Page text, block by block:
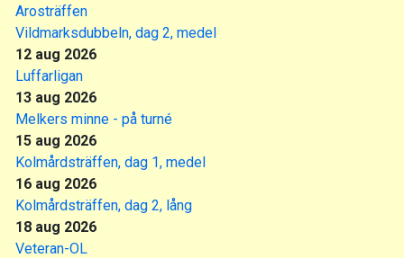
Arosträffen
Vildmarksdubbeln, dag 2, medel
12 aug 2026
Luffarligan
13 aug 2026
Melkers minne - på turné
15 aug 2026
Kolmårdsträffen, dag 1, medel
16 aug 2026
Kolmårdsträffen, dag 2, lång
18 aug 2026
Veteran-OL